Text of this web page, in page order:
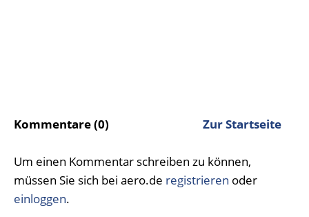
Kommentare (0) Zur Startseite
Um einen Kommentar schreiben zu können,
müssen Sie sich bei aero.de registrieren oder
einloggen.